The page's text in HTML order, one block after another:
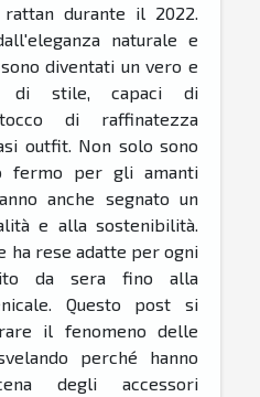
durante il 2022.
naturale e
diventati un vero e
di stile, capaci di
di raffinatezza
outfit. Non solo sono
fermo per gli amanti
anche segnato un
e alla sostenibilità.
ha rese adatte per ogni
da sera fino alla
Questo post si
il fenomeno delle
perché hanno
degli accessori